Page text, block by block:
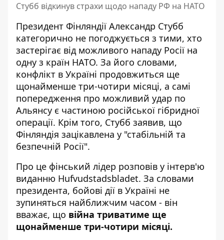
Стубб відкинув страхи щодо нападу РФ на НАТО
Президент Фінляндії Александр Стубб
категорично не погоджується з тими, хто
застерігає від можливого нападу Росії на
одну з країн НАТО. За його словами,
конфлікт в Україні продовжиться ще
щонайменше три-чотири місяці, а самі
попередження про можливий удар по
Альянсу є частиною російської гібридної
операції. Крім того, Стубб заявив, що
Фінляндія зацікавлена у "стабільній та
безпечній Росії".
Про це фінський лідер розповів у інтерв'ю
виданню Hufvudstadsbladet. За словами
президента, бойові дії в Україні не
зупиняться найближчим часом - він
вважає, що війна триватиме ще
щонайменше три-чотири місяці.